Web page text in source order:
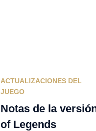
ACTUALIZACIONES DEL
JUEGO
Notas de la
of Legends